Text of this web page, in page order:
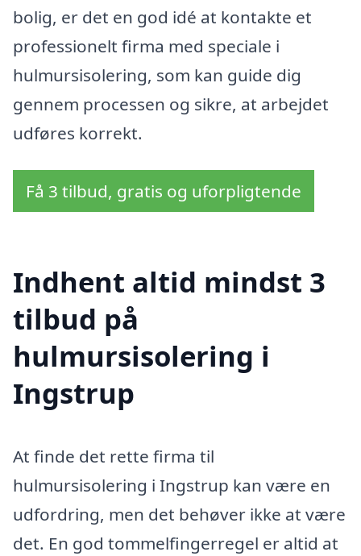
bolig, er det en god idé at kontakte et
professionelt firma med speciale i
hulmursisolering, som kan guide dig
gennem processen og sikre, at arbejdet
udføres korrekt.
Få 3 tilbud, gratis og uforpligtende
Indhent altid mindst 3
tilbud på
hulmursisolering i
Ingstrup
At finde det rette firma til
hulmursisolering i Ingstrup kan være en
udfordring, men det behøver ikke at være
det. En god tommelfingerregel er altid at